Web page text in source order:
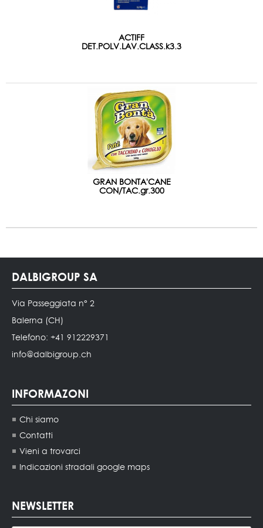
ACTIFF
DET.POLV.LAV.CLASS.k3.3
GRAN BONTA'CANE
CON/TAC.gr.300
DALBIGROUP SA
Via Passeggiata n° 2
Balerna (CH)
Telefono: +41 912229371
info@dalbigroup.ch
INFORMAZONI
Chi siamo
Contatti
Vieni a trovarci
Indicazioni stradali google maps
NEWSLETTER